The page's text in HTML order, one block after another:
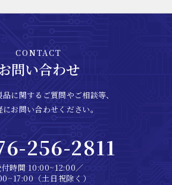
CONTACT
問い合わせ
に関するご質問やご相談等、
お問い合わせください。
256-2811
付時間 10:00~12:00／
（土日祝除く）